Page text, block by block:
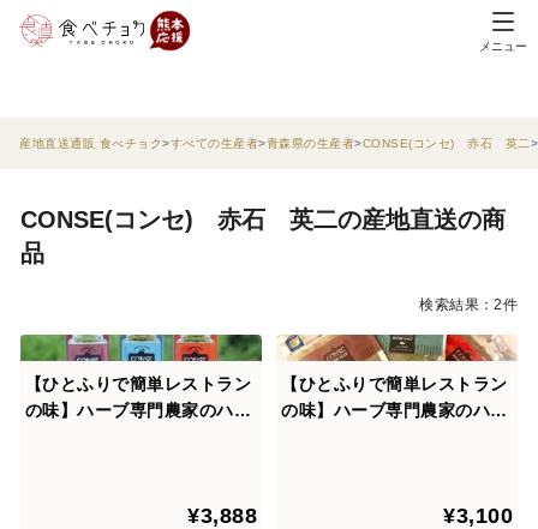
メニュー
産地直送通販 食べチョク すべての生産者 青森県の生産者 CONSE(コンセ) 赤石 英二
CONSE(コンセ) 赤石 英二の産地直送の商
品
検索結果：2件
【ひとふりで簡単レストラン
の味】ハーブ専門農家のハー
¥3,888
【ひとふりで簡単レストラン
の味】ハーブ専門農家のハー
¥3,100